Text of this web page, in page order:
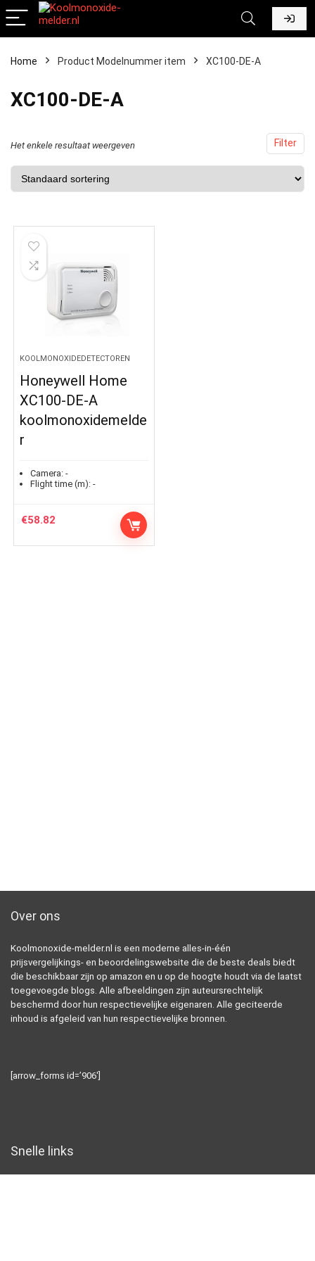
Home Product Modelnummer item ‎XC100-DE-A
‎XC100-DE-A
Filter
Het enkele resultaat weergeven
KOOLMONOXIDEDETECTOREN
Honeywell Home
XC100-DE-A
koolmonoxidemelde
r
Camera: -
Flight time (m): -
€58.82
Over ons
Koolmonoxide-melder.nl is een moderne alles-in-één
prijsvergelijkings- en beoordelingswebsite die de beste deals biedt
die beschikbaar zijn op amazon en u op de hoogte houdt via de laatst
toegevoegde blogs. Alle afbeeldingen zijn auteursrechtelijk
beschermd door hun respectievelijke eigenaren. Alle geciteerde
inhoud is afgeleid van hun respectievelijke bronnen.
[arrow_forms id=’906′]
Snelle links